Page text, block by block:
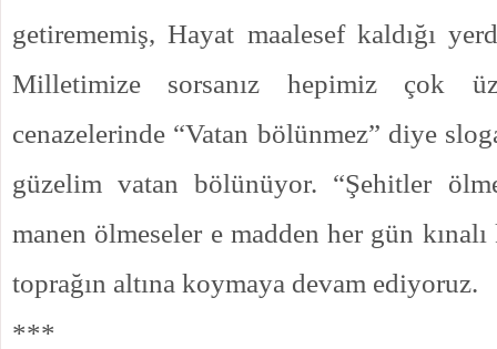
getirememiş, Hayat maalesef kaldığı
Milletimize sorsanız hepimiz çok
cenazelerinde “Vatan bölünmez” diye
güzelim vatan bölünüyor. “Şehitler
manen ölmeseler e madden her gün kınalı
toprağın altına koymaya devam ediyoruz.
***